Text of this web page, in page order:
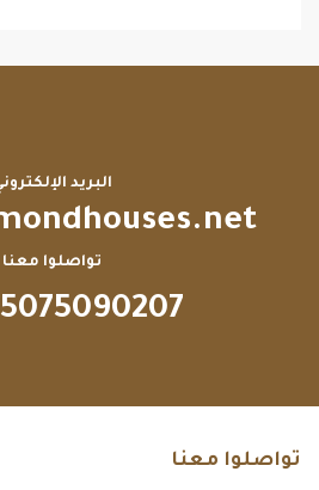
البريد
تواصلوا معنا
تواصلوا معنا